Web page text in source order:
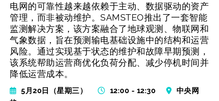
电网的可靠性越来越依赖于主动、数据驱动的资产
管理，而非被动维护。SAMSTEO推出了一套智能
监测解决方案，该方案融合了地球观测、物联网和
气象数据，旨在预测输电基础设施中的结构和运营
风险。通过实现基于状态的维护和故障早期预测，
该系统帮助运营商优化负荷分配、减少停机时间并
降低运营成本。
5月20日（星期三） 12:00 - 12:30
中央网